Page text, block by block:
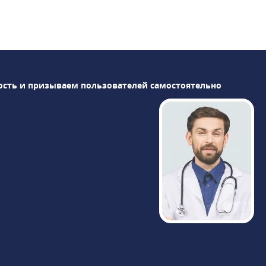
и призываем пользователей самостоятельно